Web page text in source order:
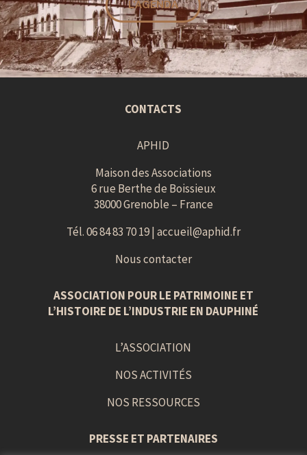
L'AGENDA
CONTACTS
APHID
Maison des Associations
6 rue Berthe de Boissieux
38000 Grenoble – France
Tél. 06 84 83 70 19 | accueil@aphid.fr
Nous contacter
ASSOCIATION POUR LE PATRIMOINE ET
L’HISTOIRE DE L’INDUSTRIE EN DAUPHINÉ
L’ASSOCIATION
NOS ACTIVITÉS
NOS RESSOURCES
PRESSE ET PARTENAIRES